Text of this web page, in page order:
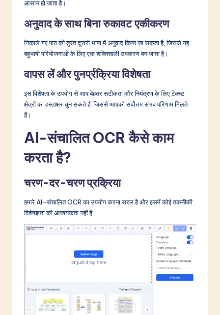
आसान हो जाता है।
अनुवाद के साथ बिना रुकावट एकीकरण
निकाले गए पाठ को तुरंत दूसरी भाषा में अनुवाद किया जा सकता है, जिससे यह
बहुभाषी परियोजनाओं के लिए एक शक्तिशाली उपकरण बन जाता है।
वापस लें और पुनर्प्रक्रिया विशेषता
इस विशेषता के उपयोग से आप बेहतर सटीकता और नियंत्रण के लिए टेक्स्ट
क्षेत्रों का हस्ताक्षर चुन सकते हैं, जिससे आपको सर्वोत्तम संभव परिणाम मिलते
हैं।
AI-संचालित OCR कैसे काम
करता है?
चरण-दर-चरण प्रक्रिया
हमारे AI-संचालित OCR का उपयोग करना सरल है और इसमें कोई तकनीकी
विशेषज्ञता की आवश्यकता नहीं है: